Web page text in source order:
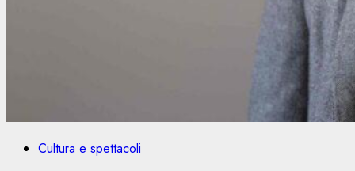
Cultura e spettacoli